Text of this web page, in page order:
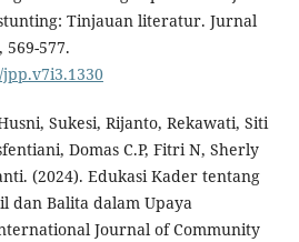
Tinjauan literatur. Jurnal
577.
Sukesi, Rijanto, Rekawati, Siti
Domas C.P, Fitri N, Sherly
(2024). Edukasi Kader tentang
dan Balita dalam Upaya
Journal of Community